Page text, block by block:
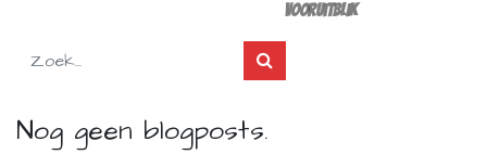
vooruitblik
Nog geen blogposts.